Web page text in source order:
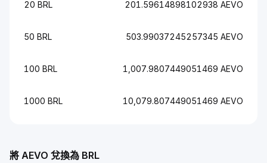
將 AEVO 兌換為 BRL
20 BRL 201.59614898102938 AEVO
50 BRL 503.99037245257345 AEVO
100 BRL 1,007.9807449051469 AEVO
1000 BRL 10,079.807449051469 AEVO